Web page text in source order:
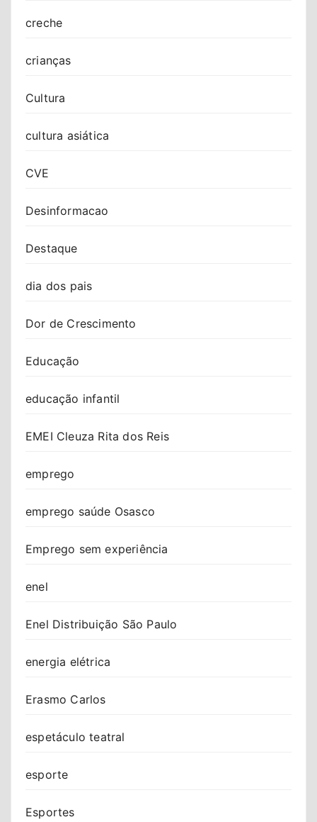
creche
crianças
Cultura
cultura asiática
CVE
Desinformacao
Destaque
dia dos pais
Dor de Crescimento
Educação
educação infantil
EMEI Cleuza Rita dos Reis
emprego
emprego saúde Osasco
Emprego sem experiência
enel
Enel Distribuição São Paulo
energia elétrica
Erasmo Carlos
espetáculo teatral
esporte
Esportes